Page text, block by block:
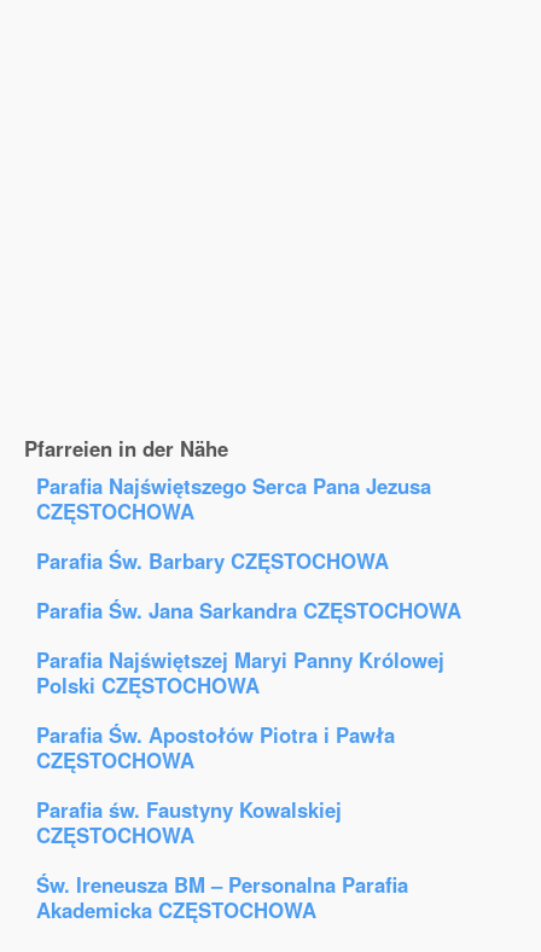
Pfarreien in der Nähe
Parafia Najświętszego Serca Pana Jezusa
CZĘSTOCHOWA
Parafia Św. Barbary CZĘSTOCHOWA
Parafia Św. Jana Sarkandra CZĘSTOCHOWA
Parafia Najświętszej Maryi Panny Królowej
Polski CZĘSTOCHOWA
Parafia Św. Apostołów Piotra i Pawła
CZĘSTOCHOWA
Parafia św. Faustyny Kowalskiej
CZĘSTOCHOWA
Św. Ireneusza BM – Personalna Parafia
Akademicka CZĘSTOCHOWA